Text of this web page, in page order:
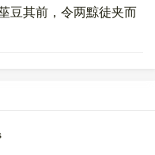
豆其前，令两黥徒夹而